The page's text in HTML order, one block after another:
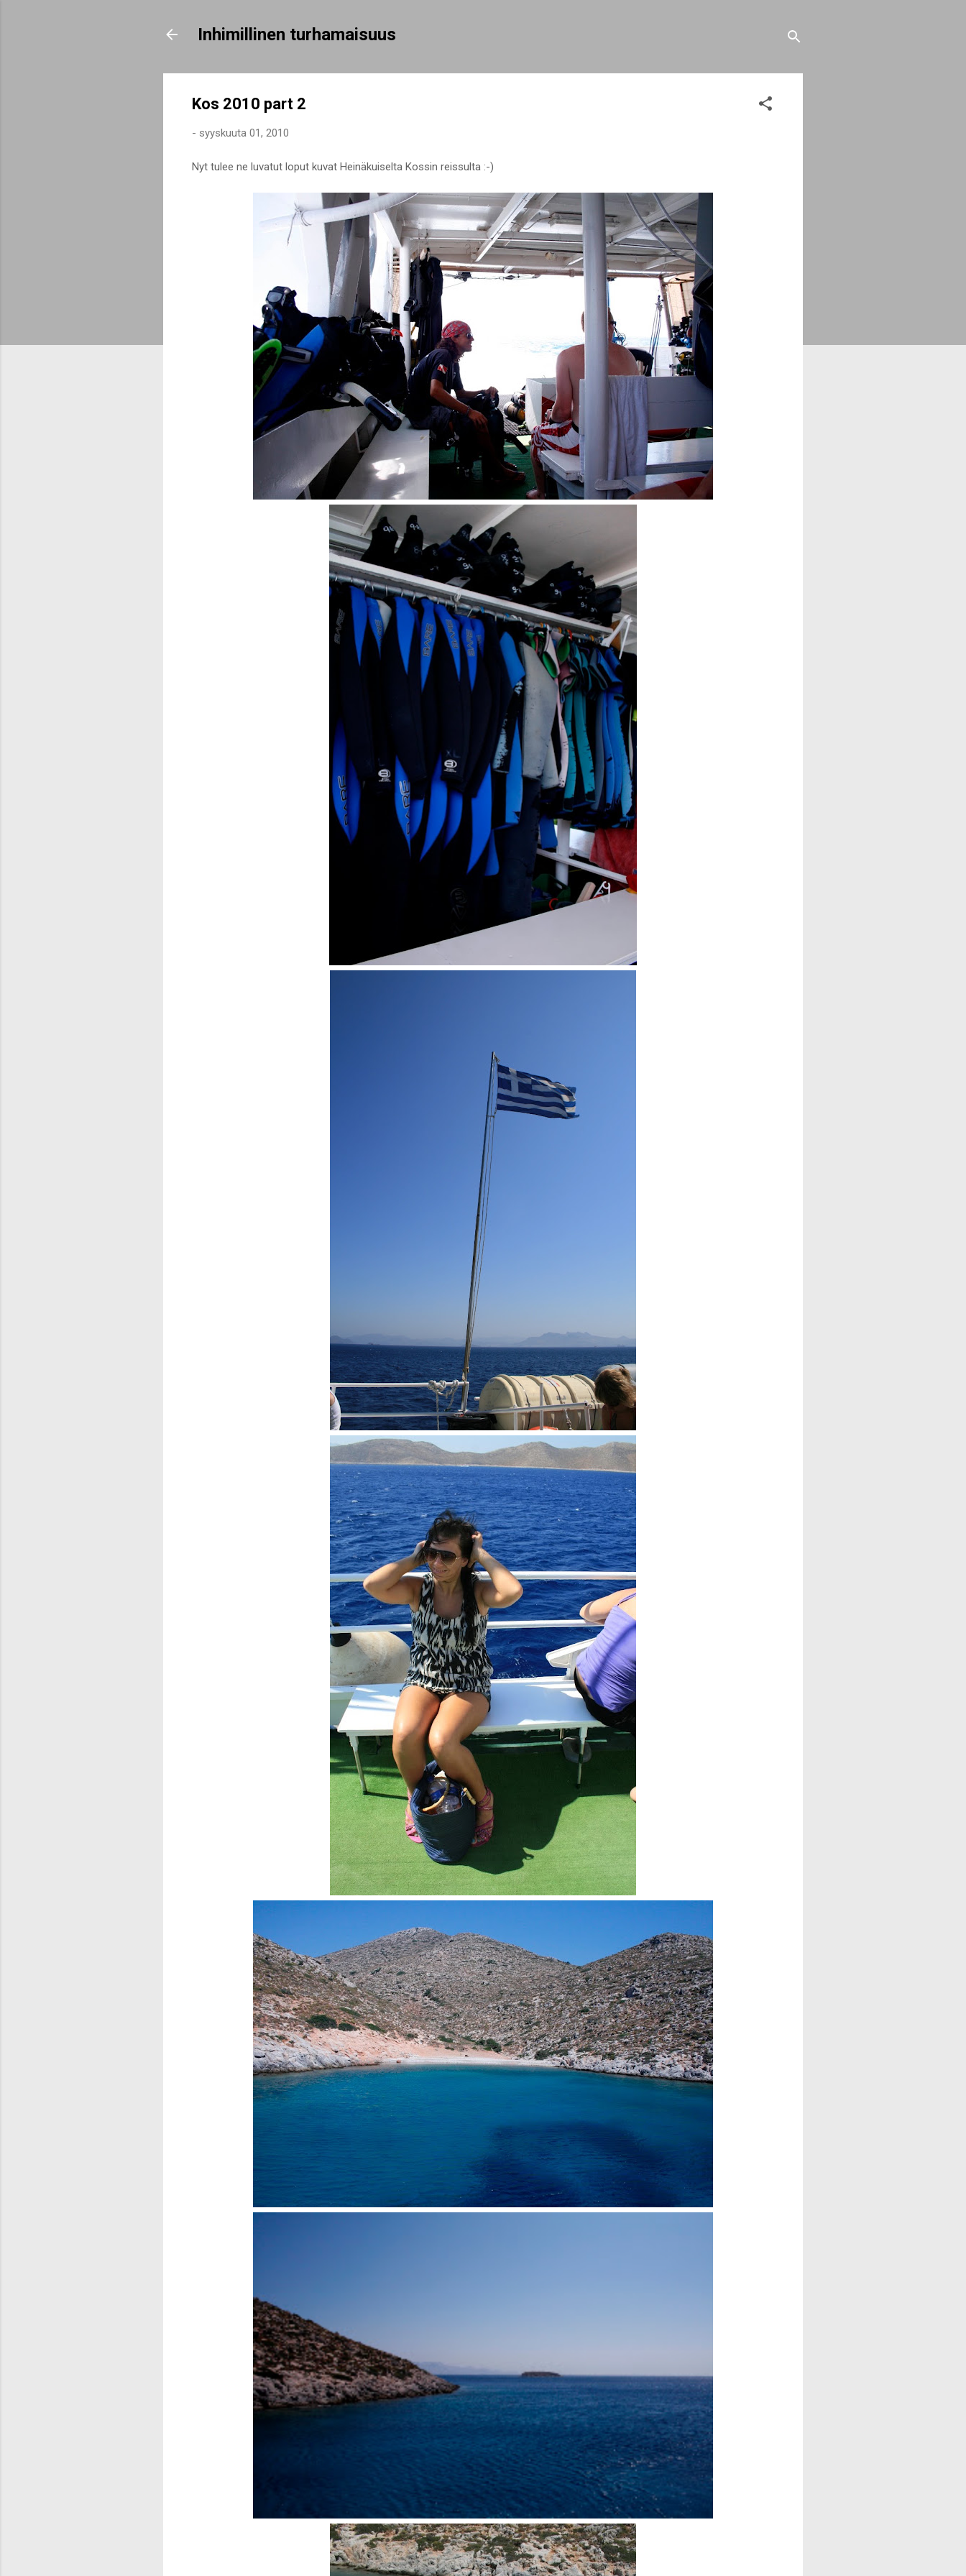
Inhimillinen turhamaisuus
Kos 2010 part 2
- syyskuuta 01, 2010
Nyt tulee ne luvatut loput kuvat Heinäkuiselta Kossin reissulta :-)